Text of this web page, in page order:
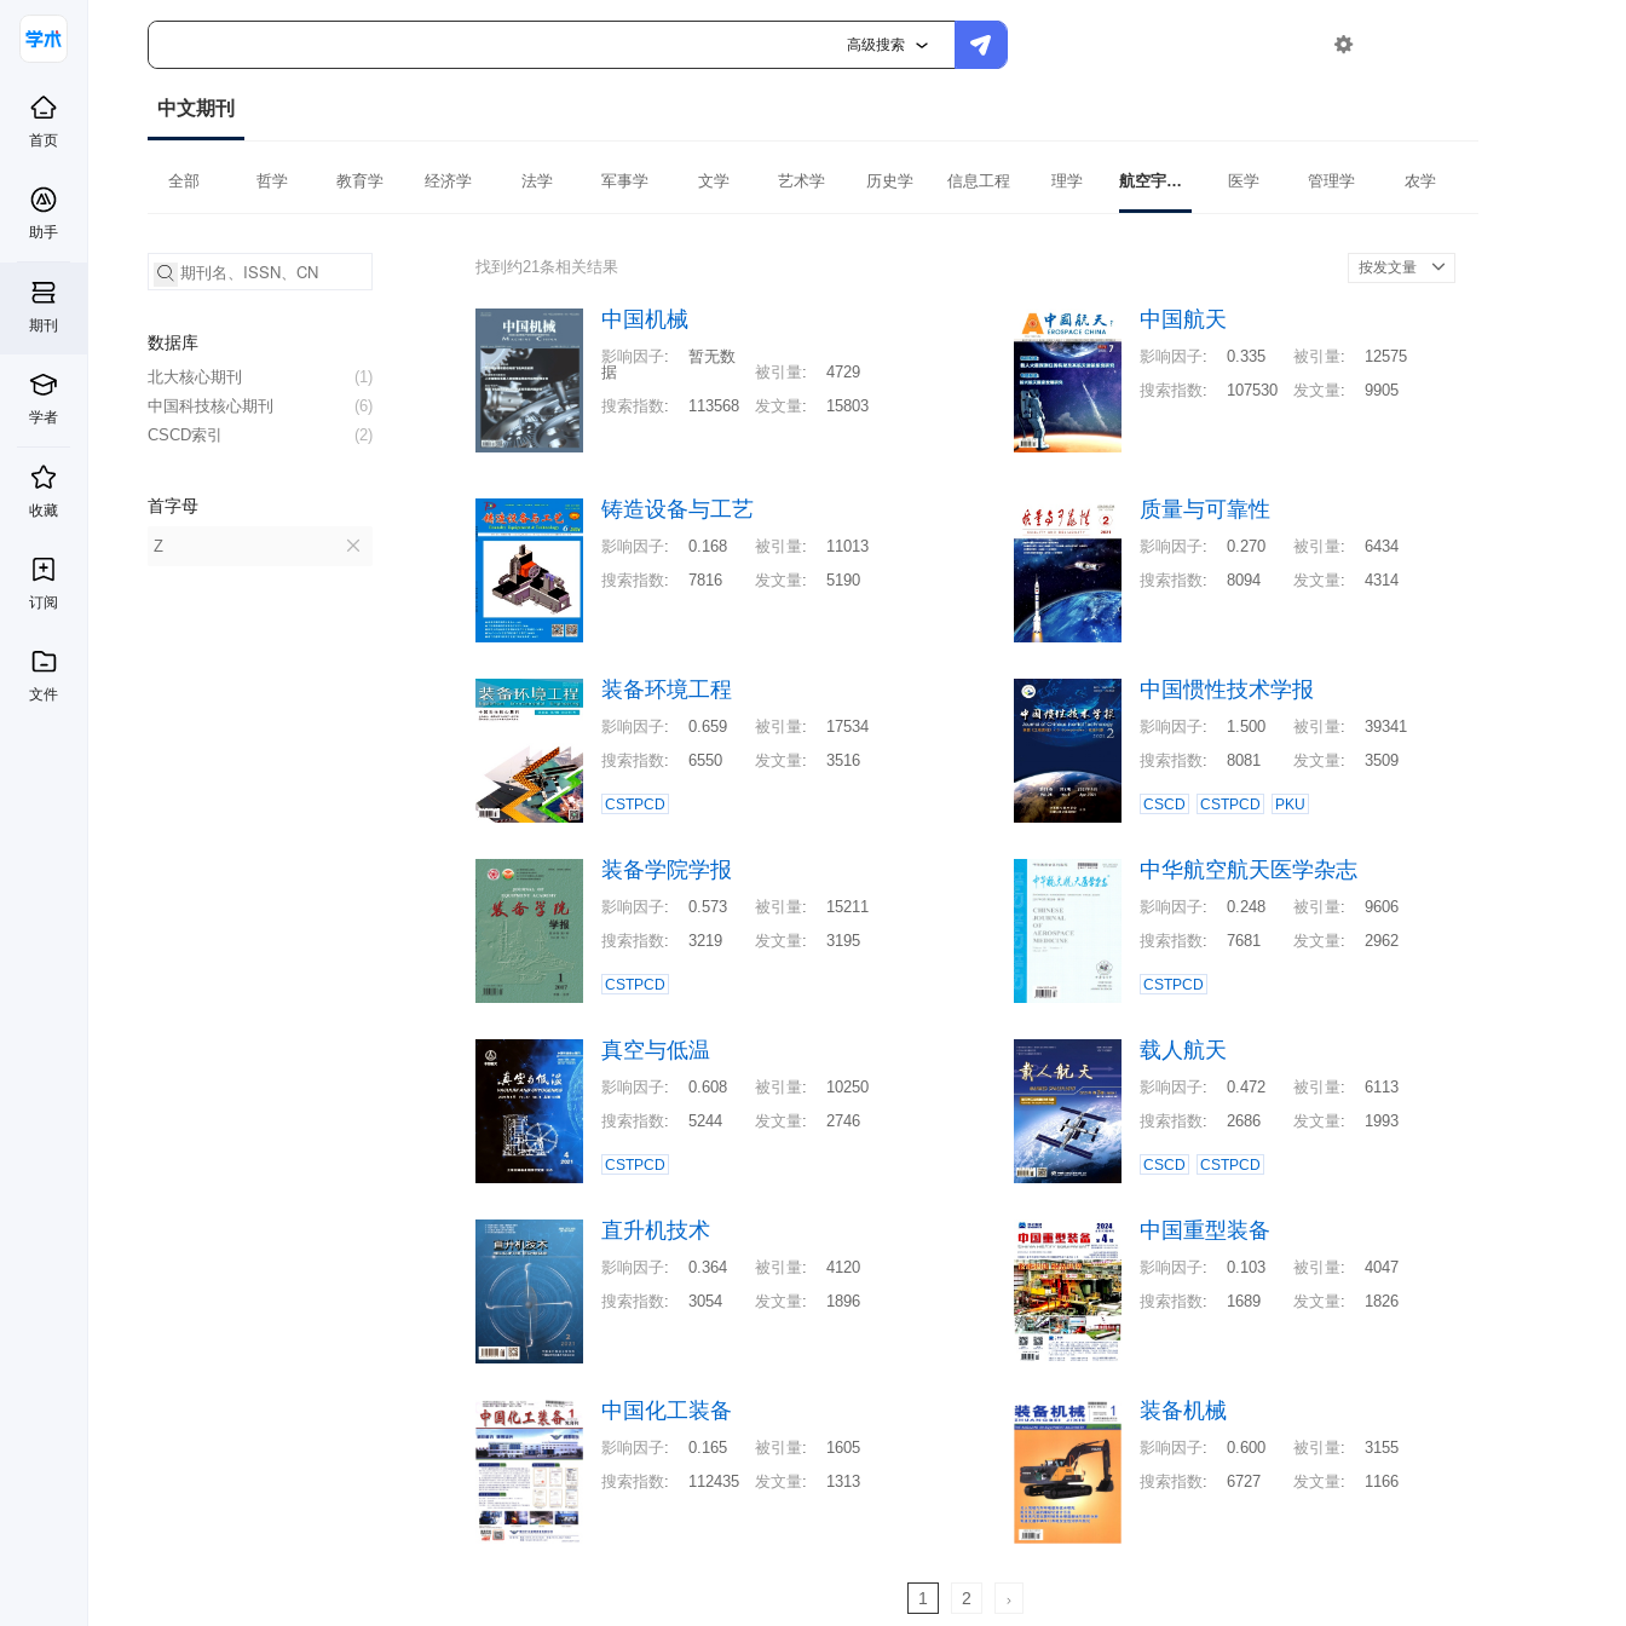
高级搜索 
首页
助手
期刊
学者
收藏
订阅
文件
中文期刊
全部 哲学 教育学 经济学 法学 军事学 文学 艺术学 历史学 信息工程 理学 航空宇航科学与技术 医学 管理学 农学
数据库
(1)
北大核心期刊
(6)
中国科技核心期刊
(2)
CSCD索引
首字母
Z
找到约21条相关结果 按发文量
中国机械
影响因子:
暂无数
据
被引量:
4729
搜索指数: 113568 发文量: 15803
中国航天
影响因子: 0.335 被引量:
12575
搜索指数: 107530 发文量: 9905
铸造设备与工艺
影响因子: 0.168 被引量:
11013
搜索指数: 7816 发文量: 5190
质量与可靠性
影响因子: 0.270 被引量:
6434
搜索指数: 8094 发文量: 4314
装备环境工程
影响因子: 0.659 被引量:
17534
搜索指数: 6550 发文量: 3516
CSTPCD
中国惯性技术学报
影响因子: 1.500 被引量:
39341
搜索指数: 8081 发文量: 3509
CSCD CSTPCD PKU
装备学院学报
影响因子: 0.573 被引量:
15211
搜索指数: 3219 发文量: 3195
CSTPCD
中华航空航天医学杂志
影响因子: 0.248 被引量:
9606
搜索指数: 7681 发文量: 2962
CSTPCD
真空与低温
影响因子: 0.608 被引量:
10250
搜索指数: 5244 发文量: 2746
CSTPCD
载人航天
影响因子: 0.472 被引量:
6113
搜索指数: 2686 发文量: 1993
CSCD CSTPCD
直升机技术
影响因子: 0.364 被引量:
4120
搜索指数: 3054 发文量: 1896
中国重型装备
影响因子: 0.103 被引量:
4047
搜索指数: 1689 发文量: 1826
中国化工装备
影响因子: 0.165 被引量:
1605
搜索指数: 112435 发文量: 1313
装备机械
影响因子: 0.600 被引量:
3155
搜索指数: 6727 发文量: 1166
1 2 